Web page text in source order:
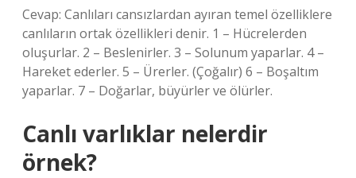
Cevap: Canlıları cansızlardan ayıran temel özelliklere
canlıların ortak özellikleri denir. 1 – Hücrelerden
oluşurlar. 2 – Beslenirler. 3 – Solunum yaparlar. 4 –
Hareket ederler. 5 – Ürerler. (Çoğalır) 6 – Boşaltım
yaparlar. 7 – Doğarlar, büyürler ve ölürler.
Canlı varlıklar nelerdir
örnek?